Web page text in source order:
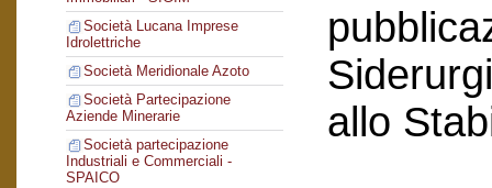
Società Lucana Imprese
Idrolettriche
Società Meridionale Azoto
Società Partecipazione
Aziende Minerarie
Società partecipazione
Industriali e Commerciali -
SPAICO
allo